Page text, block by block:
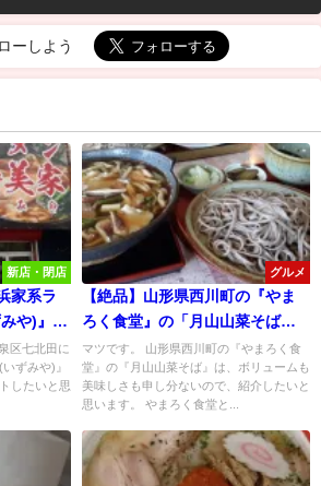
ーしよう
新店・閉店
家系ラ
や)』が
8日間ラ
区七北田に
ずみや)』
したいと思
グルメ
【絶品】山形県西川町の『やま
ろく食堂』の「月山山菜そば」
は、ボリューム満点で旨すぎ
る！
マツです。 山形県西川町の『やまろく食
堂』の『月山山菜そば』は、ボリュームも
美味しさも申し分ないので、紹介したいと
思います。 やまろく食堂と...